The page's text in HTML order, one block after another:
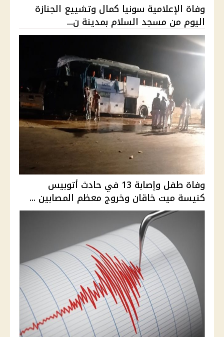
وفاة الإعلامية سونيا كمال وتشييع الجنازة
اليوم من مسجد السلام بمدينة ن...
وفاة طفل وإصابة 13 في حادث أتوبيس
كنيسة ميت خاقان وخروج معظم المصابين ...